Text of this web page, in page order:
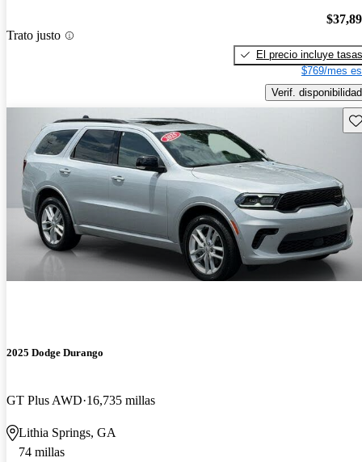
Trato justo
El precio incluye tasas
$769/mes
Verif. disponibilidad
2025 Dodge Durango
GT Plus AWD 16,735 millas
Lithia Springs, GA
74 millas